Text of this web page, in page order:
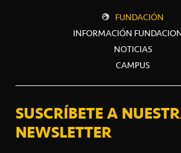
FUNDACIÓN
INFORMACIÓN
NOTICIAS
CAMPUS
SUSCRÍBETE A
NEWSLETTER